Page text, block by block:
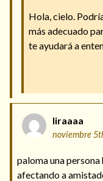
Hola, cielo.
más adecuado
te ayudará a
liraaaa
noviembre
paloma una
afectando a